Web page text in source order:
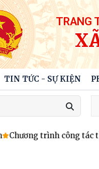
TRANG
TIN TỨC - SỰ KIỆN
Chương trình công tác